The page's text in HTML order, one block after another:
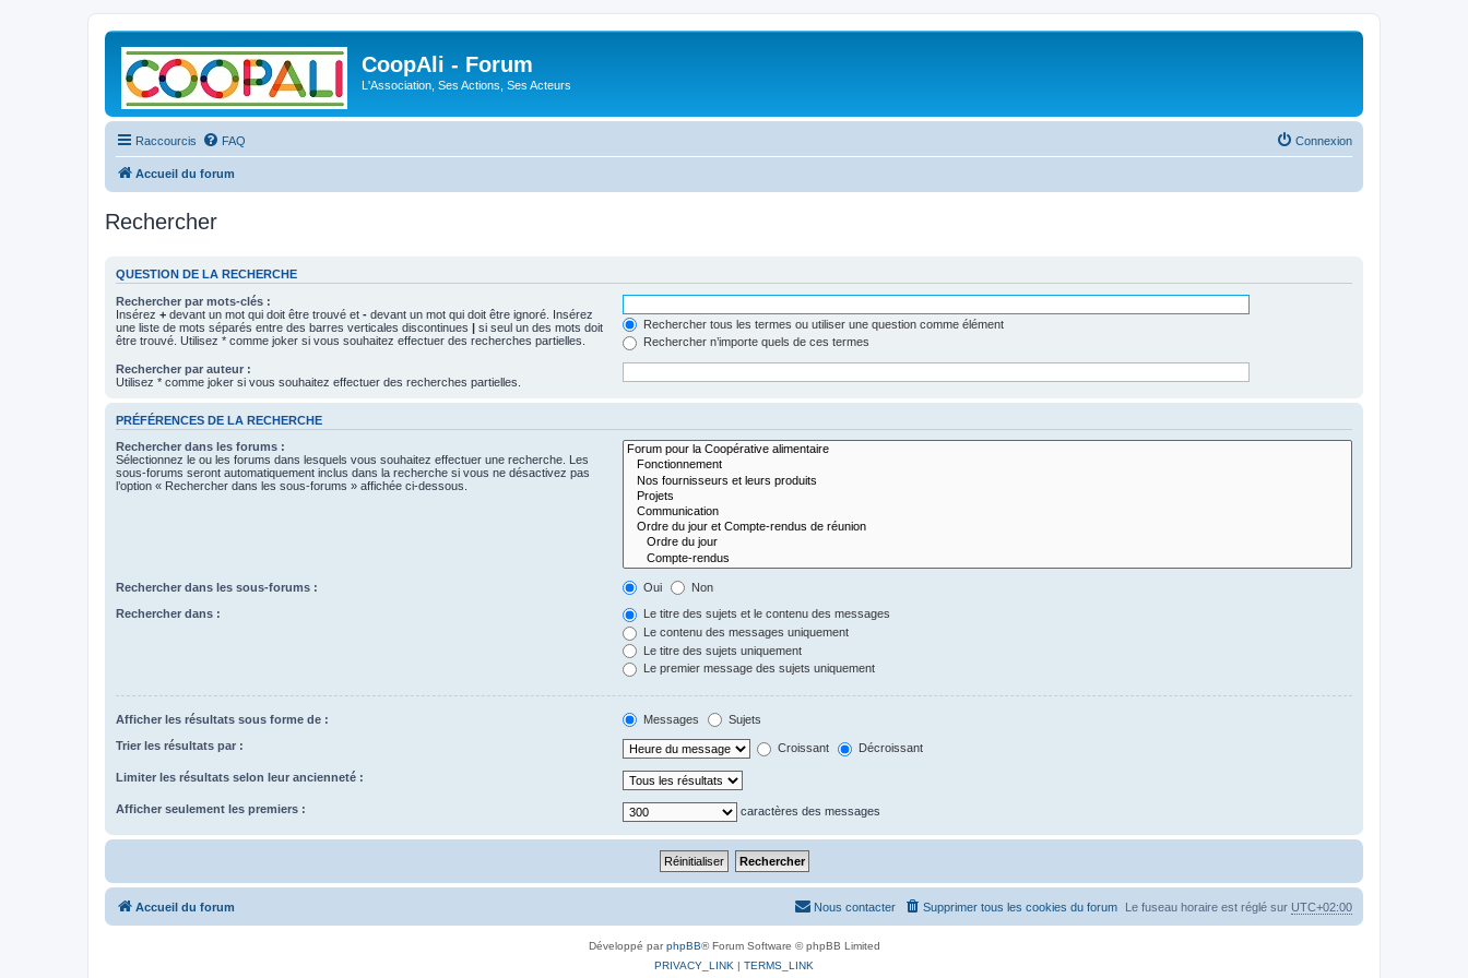
CoopAli - Forum
L'Association, Ses Actions, Ses Acteurs
Raccourcis FAQ Connexion
Accueil du forum
Rechercher
QUESTION DE LA RECHERCHE
Rechercher par mots-clés :
Insérez + devant un mot qui doit être trouvé et - devant un mot qui doit être ignoré. Insérez
une liste de mots séparés entre des barres verticales discontinues | si seul un des mots doit
être trouvé. Utilisez * comme joker si vous souhaitez effectuer des recherches partielles.
Rechercher tous les termes ou utiliser une question comme élément
Rechercher n’importe quels de ces termes
Rechercher par auteur :
Utilisez * comme joker si vous souhaitez effectuer des recherches partielles.
PRÉFÉRENCES DE LA RECHERCHE
Rechercher dans les forums :
Sélectionnez le ou les forums dans lesquels vous souhaitez effectuer une recherche. Les
sous-forums seront automatiquement inclus dans la recherche si vous ne désactivez pas
l’option « Rechercher dans les sous-forums » affichée ci-dessous.
Rechercher dans les sous-forums : Oui Non
Rechercher dans :
Le titre des sujets et le contenu des messages
Le contenu des messages uniquement
Le titre des sujets uniquement
Le premier message des sujets uniquement
Afficher les résultats sous forme de : Messages Sujets
Trier les résultats par : Croissant Décroissant
Limiter les résultats selon leur ancienneté :
Afficher seulement les premiers : caractères des messages
Accueil du forum Le fuseau horaire est réglé sur UTC+02:00
Supprimer tous les cookies du forum
Nous contacter
Développé parphpBB® Forum Software © phpBB Limited
PRIVACY_LINK
TERMS_LINK